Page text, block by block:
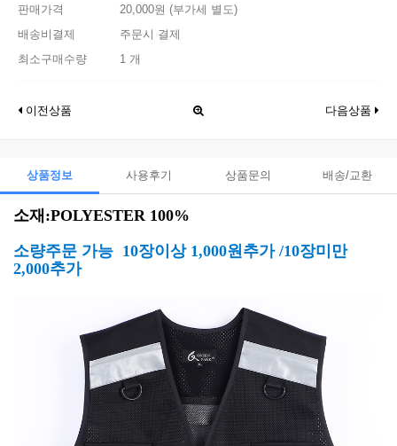
판매가격
20,000원 (부가세 별도)
배송비결제
주문시 결제
최소구매수량
1 개
이전상품 다음상품
상품정보 사용후기 상품문의 배송/교환
소재:POLYESTER 100%
소량주문 가능 10장이상 1,000원추가 /10장미만
2,000추가